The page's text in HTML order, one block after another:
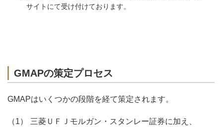
サイトにて受け付けております。
GMAPの策定プロセス
GMAPはいくつかの段階を経て策定されます。
三菱ＵＦＪモルガン・スタンレー証券に加え、